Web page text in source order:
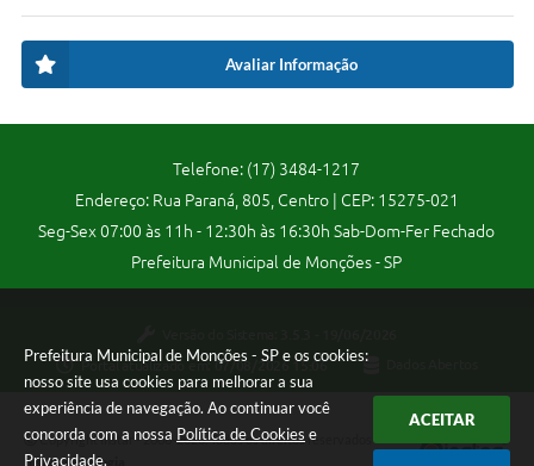
Prefeitura Municipal de Monções - SP e os cookies:
nosso site usa cookies para melhorar a sua
experiência de navegação. Ao continuar você
concorda com a nossa Política de Cookies e
Privacidade.
ACEITAR
Avaliar Informação
Telefone: (17) 3484-1217
Endereço: Rua Paraná, 805, Centro | CEP: 15275-021
Seg-Sex 07:00 às 11h - 12:30h às 16:30h Sab-Dom-Fer Fechado
Prefeitura Municipal de Monções - SP
Portal atualizado em:07/08/2026 15:06
Copyright Instar - 2006-2026. Todos os direitos reservados -
Instar Tecnologia